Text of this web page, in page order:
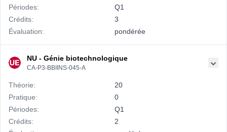
Périodes:
Q1
Crédits:
3
Évaluation:
pondérée
NU - Génie biotechnologique
CA-P3-BBIINS-045-A
Théorie:
20
Pratique:
0
Périodes:
Q1
Crédits:
2